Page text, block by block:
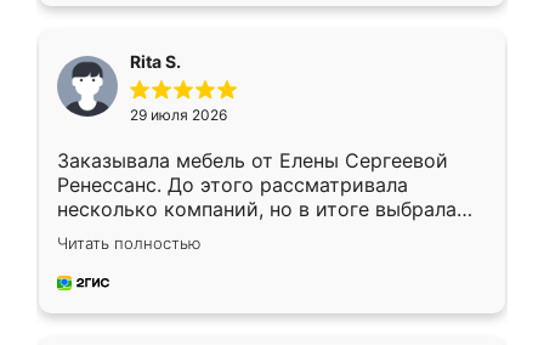
Rita S.
29 июля 2026
Заказывала мебель от Елены Сергеевой
Ренессанс. До этого рассматривала
несколько компаний, но в итоге выбрала
эту. Сначала обговорили условия, потом
приехал замерщик, всё спокойно объяснил
и снял размеры. Изготовили в срок, с
Читать полностью